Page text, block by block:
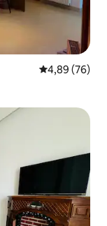
Évaluation
4,89 (76)